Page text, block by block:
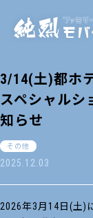
3/14(土)都ホ
スペシャルシ
知らせ
その他
2025.12.03
2026年3月14日(土)